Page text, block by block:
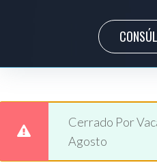
Cerrado Por
Agosto